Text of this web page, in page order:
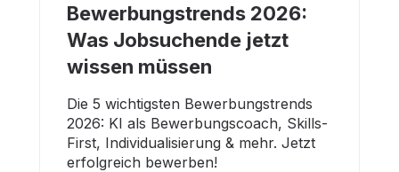
Bewerbungstrends 2026:
Was Jobsuchende jetzt
wissen müssen
Die 5 wichtigsten Bewerbungstrends
2026: KI als Bewerbungscoach, Skills-
First, Individualisierung & mehr. Jetzt
erfolgreich bewerben!